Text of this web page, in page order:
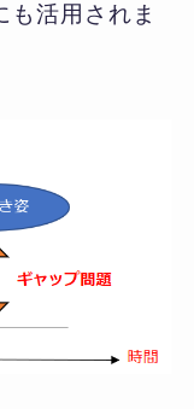
も活用されま